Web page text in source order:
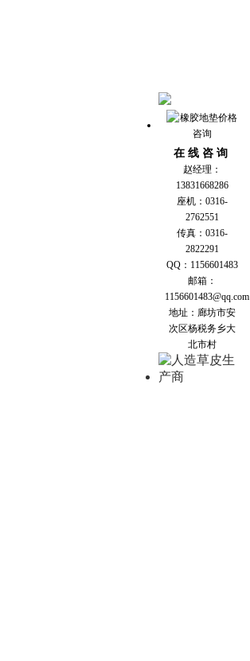
在 线 咨 询
赵经理：
13831668286
座机：0316-
2762551
传真：0316-
2822291
QQ：1156601483
邮箱：
1156601483@qq.com
地址：廊坊市安
次区杨税务乡大
北市村